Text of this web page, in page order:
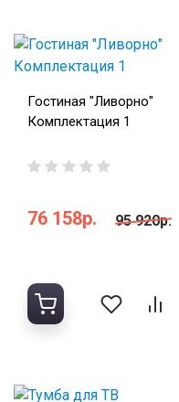
Гостиная "Ливорно"
Комплектация 1
76 158р. 95 920р.